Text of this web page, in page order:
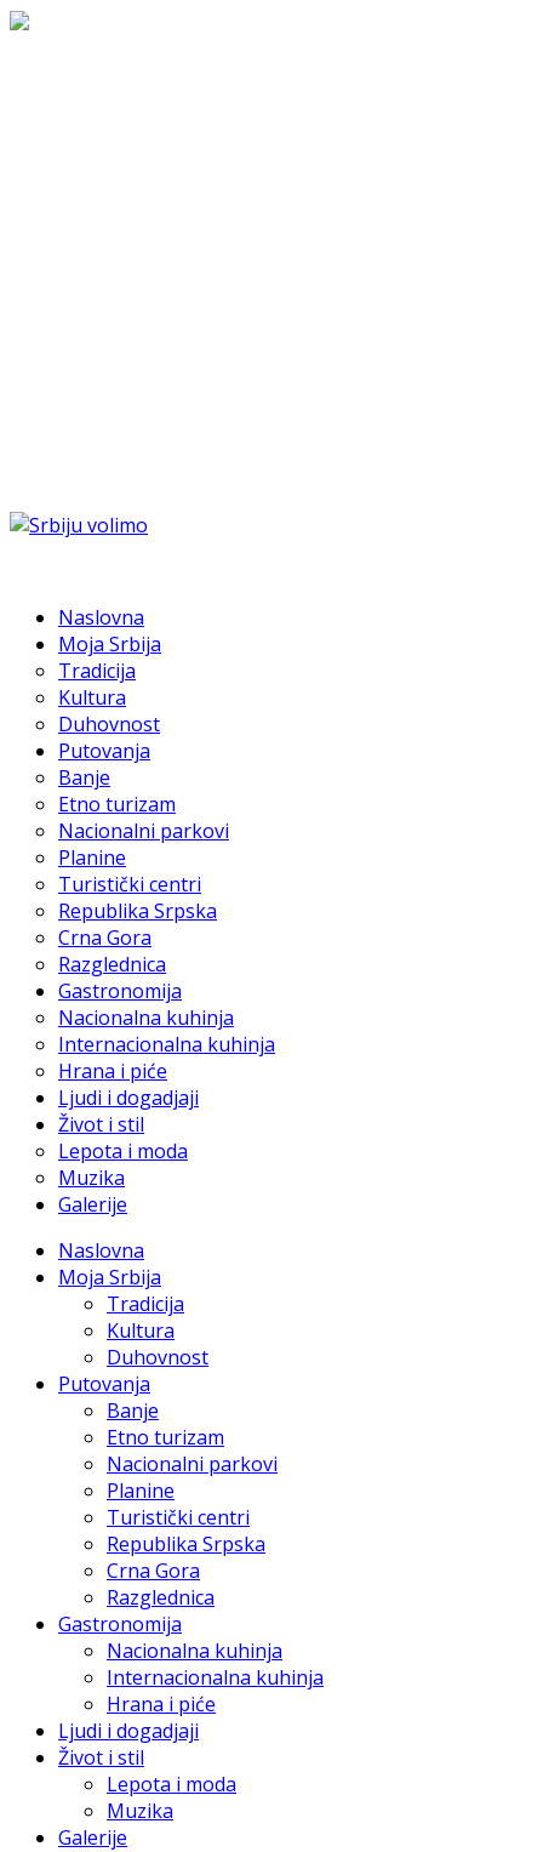
Naslovna
Moja Srbija
Tradicija
Kultura
Duhovnost
Putovanja
Banje
Etno turizam
Nacionalni parkovi
Planine
Turistički centri
Republika Srpska
Crna Gora
Razglednica
Gastronomija
Nacionalna kuhinja
Internacionalna kuhinja
Hrana i piće
Ljudi i dogadjaji
Život i stil
Lepota i moda
Muzika
Galerije
Naslovna
Moja Srbija
Tradicija
Kultura
Duhovnost
Putovanja
Banje
Etno turizam
Nacionalni parkovi
Planine
Turistički centri
Republika Srpska
Crna Gora
Razglednica
Gastronomija
Nacionalna kuhinja
Internacionalna kuhinja
Hrana i piće
Ljudi i dogadjaji
Život i stil
Lepota i moda
Muzika
Galerije